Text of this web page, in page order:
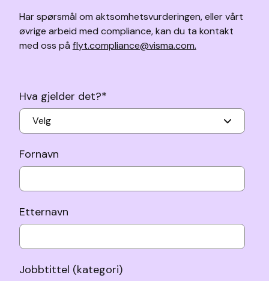
Har spørsmål om aktsomhetsvurderingen, eller vårt
øvrige arbeid med compliance, kan du ta kontakt
med oss på flyt.compliance@visma.com.
Hva gjelder det?*
Fornavn
Etternavn
Jobbtittel (kategori)